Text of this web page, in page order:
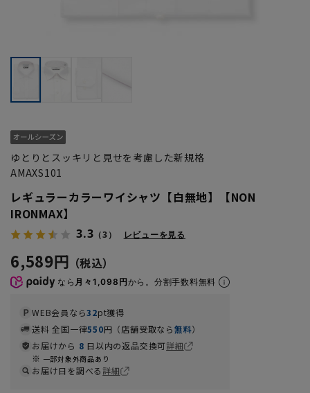
ゆとりとスッキリと見せを考慮した新規格
AMAXS101
レギュラーカラーワイシャツ【白無地】【NON
IRONMAX】
3.3 （3） レビューを見る
6,589円
なら 月々1,098円から。分割手数料無料
WEB会員なら32pt獲得
送料 全国一律550円（店舗受取なら無料）
お届けから 8 日以内の返品交換可詳細
一部対象外商品あり
お届け日を調べる詳細